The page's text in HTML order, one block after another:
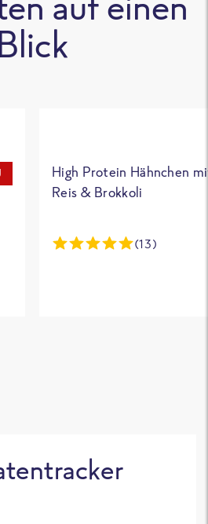
High Protein Hähnchen
Reis & Brokkoli
(13)